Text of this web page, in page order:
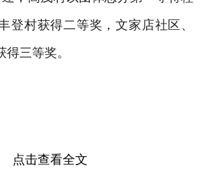
登村获得二等奖，文家店社区、
三等奖。
点击查看全文